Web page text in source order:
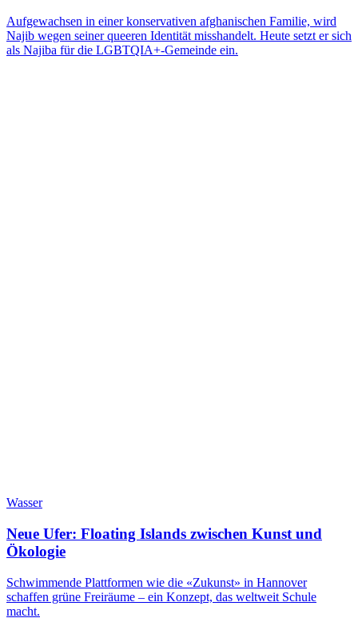
Aufgewachsen in einer konservativen afghanischen Familie, wird
Najib wegen seiner queeren Identität misshandelt. Heute setzt er sich
als Najiba für die LGBTQIA+-Gemeinde ein.
Wasser
Neue Ufer: Floating Islands zwischen Kunst und
Ökologie
Schwimmende Plattformen wie die «Zukunst» in Hannover
schaffen grüne Freiräume – ein Konzept, das weltweit Schule
macht.